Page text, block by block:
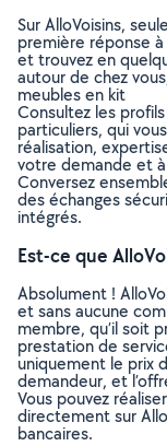
Sur AlloVoisins,
première réponse
et trouvez en
autour de chez
meubles en kit
Consultez les
particuliers, qui
réalisation,
votre demande et
Conversez
des échanges
intégrés.
Est-ce que
Absolument !
et sans aucune
membre, qu’il soit
prestation de
uniquement le prix
demandeur, et
Vous pouvez
directement sur
bancaires.